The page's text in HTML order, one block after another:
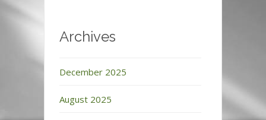
Archives
December 2025
August 2025